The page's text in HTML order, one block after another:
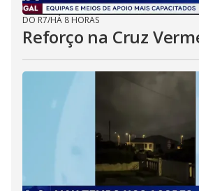
DO R7/HÁ 8 HORAS
Reforço na Cruz